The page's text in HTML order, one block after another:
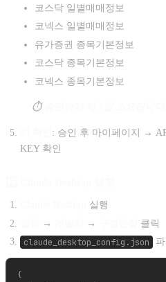
코스닥 일별매매정보
코넥스 일별매매정보
유가증권 종목기본정보
코스닥 종목기본정보
코넥스 종목기본정보
⏱️
: 승인 후 마이페이지 →
KEY 확인
실행
→ → 클릭
claude_desktop_config.json
{